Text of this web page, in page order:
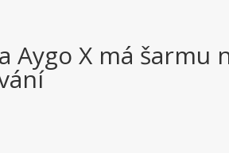
Aygo X má šarmu